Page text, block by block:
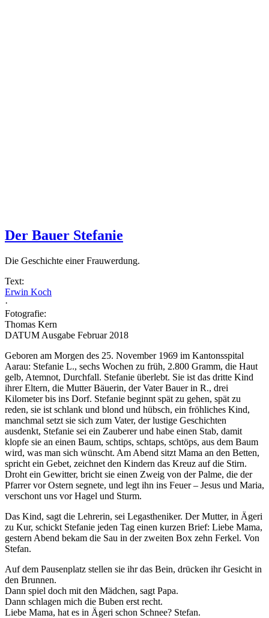
Der Bauer Stefanie
Die Geschichte einer Frauwerdung.
Text:
Erwin Koch
·
Fotografie:
Thomas Kern
DATUM Ausgabe Februar 2018
Geboren am Morgen des 25. November 1969 im Kantonsspital
Aarau: Stefanie L., sechs Wochen zu früh, 2.800 Gramm, die Haut
gelb, Atemnot, Durchfall. Stefanie überlebt. Sie ist das dritte Kind
ihrer Eltern, die Mutter Bäuerin, der Vater Bauer in R., drei
Kilometer bis ins Dorf. Stefanie beginnt spät zu gehen, spät zu
reden, sie ist schlank und blond und hübsch, ein fröhliches Kind,
manchmal setzt sie sich zum Vater, der lustige Geschichten
ausdenkt, Stefanie sei ein Zauberer und habe einen Stab, damit
klopfe sie an einen Baum, schtips, schtaps, schtöps, aus dem Baum
wird, was man sich wünscht. Am Abend sitzt Mama an den Betten,
spricht ein Gebet, zeichnet den Kindern das Kreuz auf die Stirn.
Droht ein Gewitter, bricht sie einen Zweig von der Palme, die der
Pfarrer vor Ostern segnete, und legt ihn ins Feuer – Jesus und Maria,
verschont uns vor Hagel und Sturm.
Das Kind, sagt die Lehrerin, sei Legastheniker. Der Mutter, in Ägeri
zu Kur, schickt Stefanie jeden Tag einen kurzen Brief: Liebe Mama,
gestern Abend bekam die Sau in der zweiten Box zehn Ferkel. Von
Stefan.
Auf dem Pausenplatz stellen sie ihr das Bein, drücken ihr Gesicht in
den Brunnen.
Dann spiel doch mit den Mädchen, sagt Papa.
Dann schlagen mich die Buben erst recht.
Liebe Mama, hat es in Ägeri schon Schnee? Stefan.